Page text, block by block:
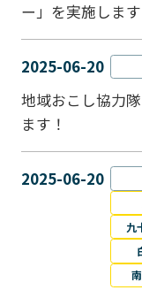
ー」を実施します
2025-06-20
地域おこし協力
ます！
2025-06-20
九